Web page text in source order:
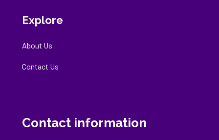
Explore
About Us
Contact Us
Contact information